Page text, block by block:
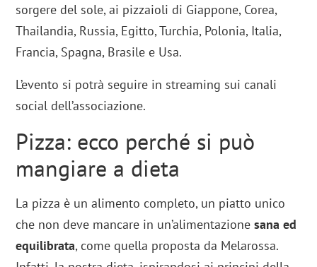
sorgere del sole, ai pizzaioli di Giappone, Corea,
Thailandia, Russia, Egitto, Turchia, Polonia, Italia,
Francia, Spagna, Brasile e Usa.
L’evento si potrà seguire in streaming sui canali
social dell’associazione.
Pizza: ecco perché si può
mangiare a dieta
La pizza è un alimento completo, un piatto unico
che non deve mancare in un’alimentazionesana ed
equilibrata, come quella proposta da Melarossa.